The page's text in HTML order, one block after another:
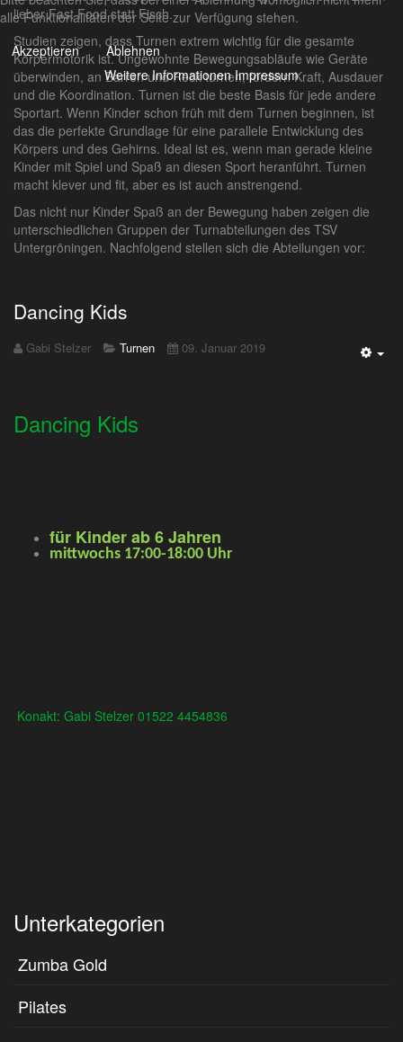
lieber Fast Food statt Fisch.
Studien zeigen, dass Turnen extrem wichtig für die gesamte
Körpermotorik ist. Ungewohnte Bewegungsabläufe wie Geräte
überwinden, an Barren und Reck turnen, fördern Kraft, Ausdauer
und die Koordination. Turnen ist die beste Basis für jede andere
Sportart. Wenn Kinder schon früh mit dem Turnen beginnen, ist
das die perfekte Grundlage für eine parallele Entwicklung des
Körpers und des Gehirns. Ideal ist es, wenn man gerade kleine
Kinder mit Spiel und Spaß an diesen Sport heranführt. Turnen
macht klever und fit, aber es ist auch anstrengend.
Das nicht nur Kinder Spaß an der Bewegung haben zeigen die
unterschiedlichen Gruppen der Turnabteilungen des TSV
Untergröningen. Nachfolgend stellen sich die Abteilungen vor:
Dancing Kids
Gabi Stelzer Turnen 09. Januar 2019
Dancing Kids
für Kinder ab 6 Jahren
mittwochs 17:00-18:00 Uhr
Konakt: Gabi Stelzer 01522 4454836
Unterkategorien
Zumba Gold
Pilates
alle Funktionalitäten der Seite zur Verfügung stehen.
Akzeptieren
Ablehnen
Weitere Informationen Impressum